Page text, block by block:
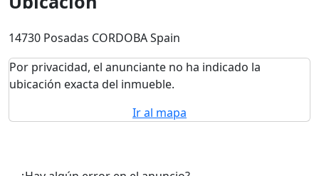
14730 Posadas CORDOBA Spain
Por privacidad, el anunciante no ha indicado la
ubicación exacta del inmueble.
Ir al mapa